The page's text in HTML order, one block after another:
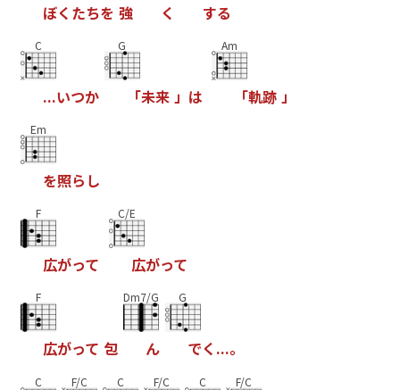
ぼく たちを 強 く する
C
...いつか
G
「未来 」 は
Am
「軌跡 」
Em
を照ら し
F
広がって
C/E
広がって
F
広がって 包
Dm7/G
ん
G
でく ...。
C F/C C F/C C F/C